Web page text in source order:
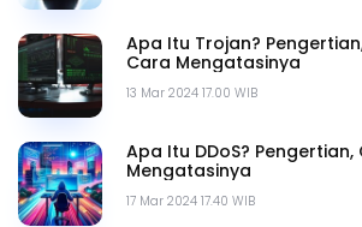
13 Mar 2024 17.00 WIB
Apa Itu Trojan?
Cara Mengatasinya
17 Mar 2024 17.40 WIB
Apa Itu DDoS?
Mengatasinya